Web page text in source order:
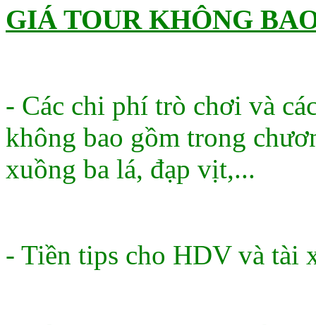
GIÁ TOUR KHÔNG
- Các chi phí trò chơi và
không bao gồm trong
xuồng ba lá, đạp vịt,...
- Tiền tips cho HDV và tài